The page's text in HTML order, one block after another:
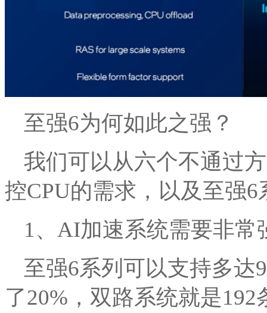
至强6为何如此之强？
我们可以从六个不通过
控CPU的需求，以及至强
1、AI加速系统需要非常
至强6系列可以支持多达
了20%，双路系统就是